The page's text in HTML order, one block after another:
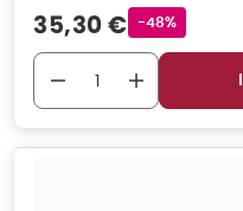
Verkaufspreis
35,30 € Rabattstempel
-48%